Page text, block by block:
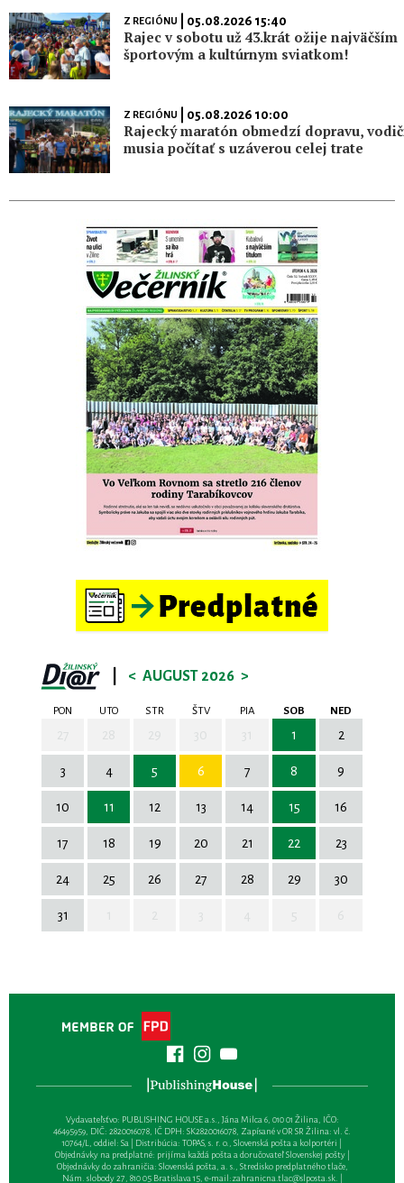
Z REGIÓNU | 05.08.2026 15:40
Rajec v sobotu už 43.krát ožije najväčším
športovým a kultúrnym sviatkom!
Z REGIÓNU | 05.08.2026 10:00
Rajecký maratón obmedzí dopravu,
musia počítať s uzáverou celej trate
< AUGUST 2026 >
PON UTO STR ŠTV PIA SOB NED
1 2
3 4 5 6 7 8 9
10 11 12 13 14 15 16
17 18 19 20 21 22 23
24 25 26 27 28 29 30
31
Vydavateľsťvo: PUBLISHING HOUSE a.s., Jána Milca 6, 010 01 Žilina, IČO:
46495959, DIČ: 2820016078, IČ DPH: SK2820016078, Zapísané v OR SR Žilina: vl. č.
10764/L, oddiel: Sa | Distribúcia: TOPAS, s. r. o., Slovenská pošta a kolportéri |
Objednávky na predplatné: prijíma každá pošta a doručovateľ Slovenskej pošty |
Objednávky do zahraničia: Slovenská pošta, a. s., Stredisko predplatného tlače,
Nám. slobody 27, 810 05 Bratislava 15, e-mail:zahranicna.tlac@slposta.sk. |